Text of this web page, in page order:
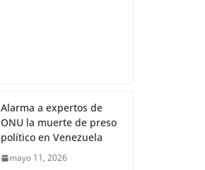
Alarma a expertos de
ONU la muerte de preso
político en Venezuela
mayo 11, 2026